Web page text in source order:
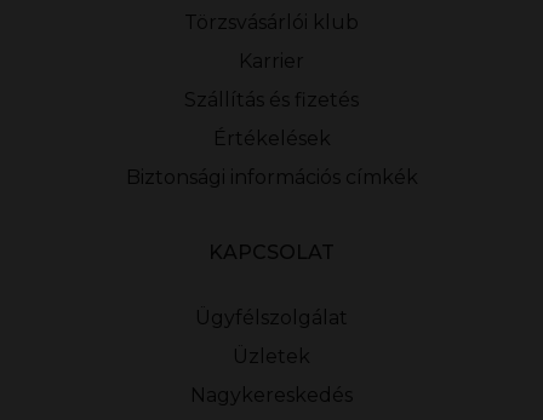
Törzsvásárlói klub
Karrier
Szállítás és fizetés
Értékelések
Biztonsági információs címkék
KAPCSOLAT
Ügyfélszolgálat
Üzletek
Nagykereskedés